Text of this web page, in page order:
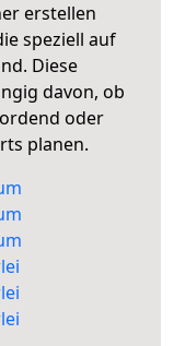
erstellen
speziell auf
Diese
davon, ob
oder
planen.